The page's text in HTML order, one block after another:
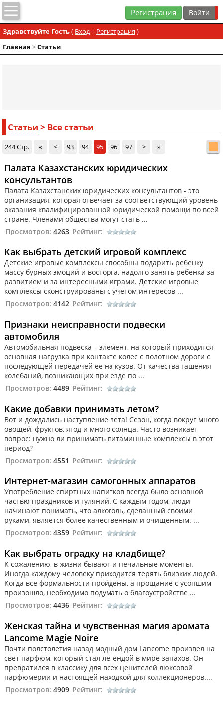
Регистрация
Здравствуйте Гость( Вход| Регистрация )
Главная >Статьи
Статьи > Все статьи
244 Стр. « < 93 94 95 96 97 > »
Палата Казахстанских юридических
консультантов
Палата Казахстанских юридических консультантов - это
организация, которая отвечает за соответствующий уровень
оказания квалифицированной юридической помощи по всей
стране. Членами общества могут стать ...
Просмотров: 4263 Рейтинг:
Как выбрать детский игровой комплекс
Детские игровые комплексы способны подарить ребенку
массу бурных эмоций и восторга, надолго занять ребенка за
развитием и за интересными играми. Детские игровые
комплексы сконструированы с учетом интересов ...
Просмотров: 4142 Рейтинг:
Признаки неисправности подвески
автомобиля
Автомобильная подвеска – элемент, на который приходится
основная нагрузка при контакте колес с полотном дороги с
последующей передачей ее на кузов. От качества гашения
колебаний, возникающих при езде по ...
Просмотров: 4489 Рейтинг:
Какие добавки принимать летом?
Вот и дождались наступление лета! Сезон, когда вокруг много
овощей, фруктов, ягод и много солнца. Часто возникает
вопрос: нужно ли принимать витаминные комплексы в этот
период?
Просмотров: 4551 Рейтинг:
Интернет-магазин самогонных аппаратов
Употребление спиртных напитков всегда было основной
частью праздников и гуляний. С каждым годом, люди
начинают понимать, что алкоголь, сделанный своими
руками, является более качественным и очищенным. ...
Просмотров: 4359 Рейтинг:
Как выбрать оградку на кладбище?
К сожалению, в жизни бывают и печальные моменты.
Иногда каждому человеку приходится терять близких людей.
Когда все формальности пройдены, а прощание с усопшим
произошло, необходимо подумать о благоустройстве ...
Просмотров: 4436 Рейтинг:
Женская тайна и чувственная магия аромата
Lancome Magie Noire
Почти полстолетия назад модный дом Lancome произвел на
свет парфюм, который стал легендой в мире запахов. Он
превратился в классику для всех ценителей люксовой
парфюмерии и настоящей находкой для коллекционеров....
Просмотров: 4909 Рейтинг: